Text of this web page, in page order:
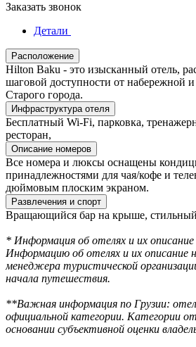
Заказать звонок
Детали
Расположение
Hilton Baku - это изысканный отель,
шаговой доступности от набережной
Старого города.
Инфраструктура отеля
Бесплатный Wi-Fi, парковка,
ресторан,
Описание номеров
Все номера и люксы оснащены
принадлежностями для чая/кофе и
дюймовым плоским экраном.
Развлечения и спорт
Вращающийся бар на крыше,
* Информация об отелях и их
Информацию об отелях и их описание
менеджера туристической
начала путешествия.
**Важная информация по Грузии:
официальной категории. Категории
основании субъективной оценки